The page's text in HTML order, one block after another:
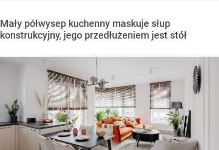
Mały półwysep kuchenny maskuje słup
konstrukcyjny, jego przedłużeniem jest stół